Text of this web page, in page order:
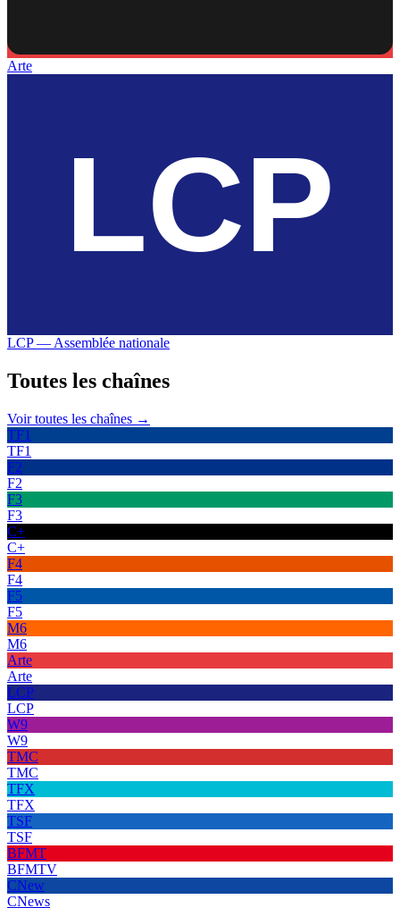
Arte
LCP — Assemblée nationale
Toutes les chaînes
Voir toutes les chaînes →
TF1
TF1
F2
F2
F3
F3
C+
C+
F4
F4
F5
F5
M6
M6
Arte
Arte
LCP
LCP
W9
W9
TMC
TMC
TFX
TFX
TSF
TSF
BFMT
BFMTV
CNew
CNews